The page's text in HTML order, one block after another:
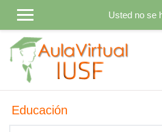
Usted no se
Educación